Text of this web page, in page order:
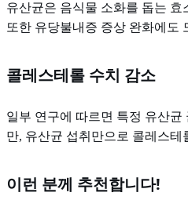
유산균은 음식물 소화를 돕는
또한 유당불내증 증상 완화에도
콜레스테롤 수치 감소
일부 연구에 따르면 특정 유산
만, 유산균 섭취만으로 콜레스
이런 분께 추천합니다!